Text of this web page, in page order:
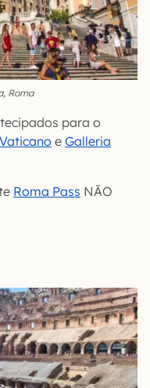
Roma
para o
Vaticano e Galleria
Roma Pass NÃO